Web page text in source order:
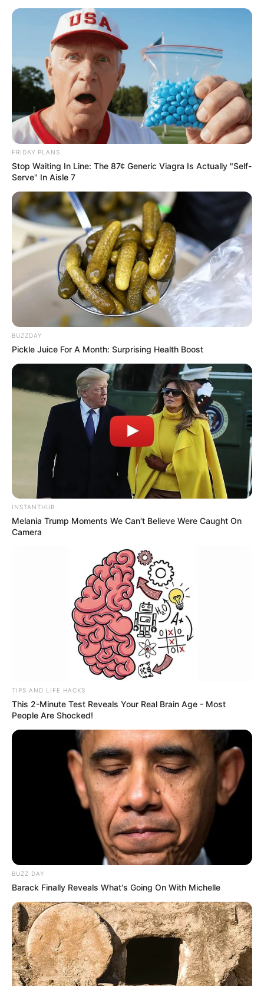
ΠΩΣ
© 2025 EVIANEWS του Γιώργου Κουτσελίνη
FRIDAY PLANS
Stop Waiting In Line: The 87¢ Generic Viagra Is Actually "Self-
Serve" In Aisle 7
BUZZDAY
Pickle Juice For A Month: Surprising Health Boost
INSTANTHUB
Melania Trump Moments We Can't Believe Were Caught On
Camera
TIPS AND LIFE HACKS
This 2-Minute Test Reveals Your Real Brain Age - Most
People Are Shocked!
BUZZ DAY
Barack Finally Reveals What's Going On With Michelle